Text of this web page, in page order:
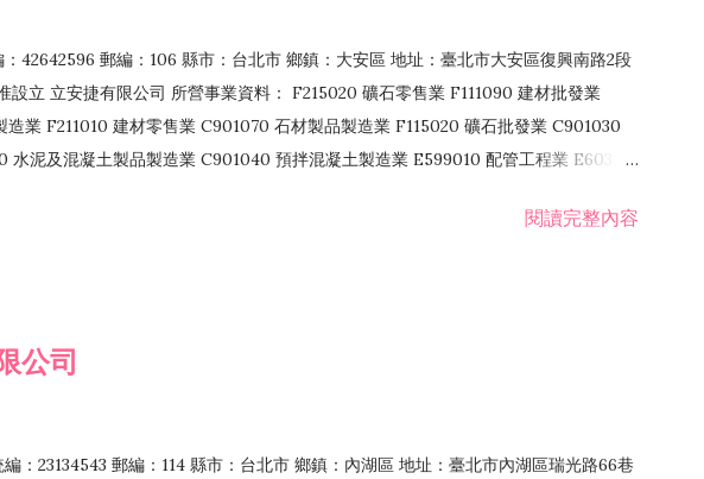
42642596 郵編：106 縣市：台北市 鄉鎮：大安區 地址：臺北市大安區復興南路2段
設立 立安捷有限公司 所營事業資料： F215020 礦石零售業 F111090 建材批發業
業 F211010 建材零售業 C901070 石材製品製造業 F115020 礦石批發業 C901030
水泥及混凝土製品製造業 C901040 預拌混凝土製造業 E599010 配管工程業 E603110
F102170 食品什貨批發業 F106020 日常用品批發業 F108031 醫療器材批發業閱讀完整內容
公司
：23134543 郵編：114 縣市：台北市 鄉鎮：內湖區 地址：臺北市內湖區瑞光路66巷